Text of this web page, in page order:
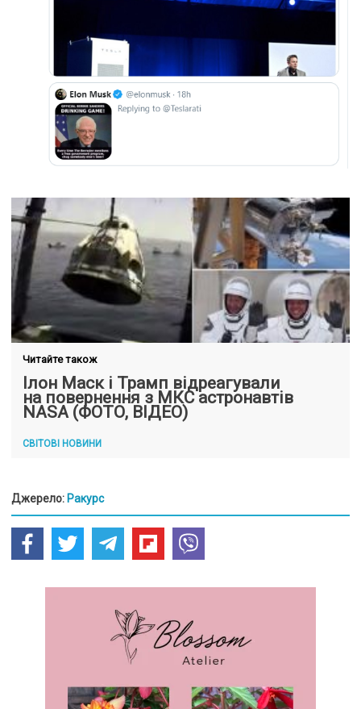
Читайте також
Ілон Маск і Трамп відреагували
на повернення з МКС астронавтів
NASA (ФОТО, ВІДЕО)
СВІТОВІ НОВИНИ
Джерело: Ракурс